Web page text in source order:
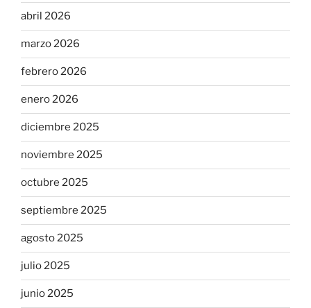
abril 2026
marzo 2026
febrero 2026
enero 2026
diciembre 2025
noviembre 2025
octubre 2025
septiembre 2025
agosto 2025
julio 2025
junio 2025